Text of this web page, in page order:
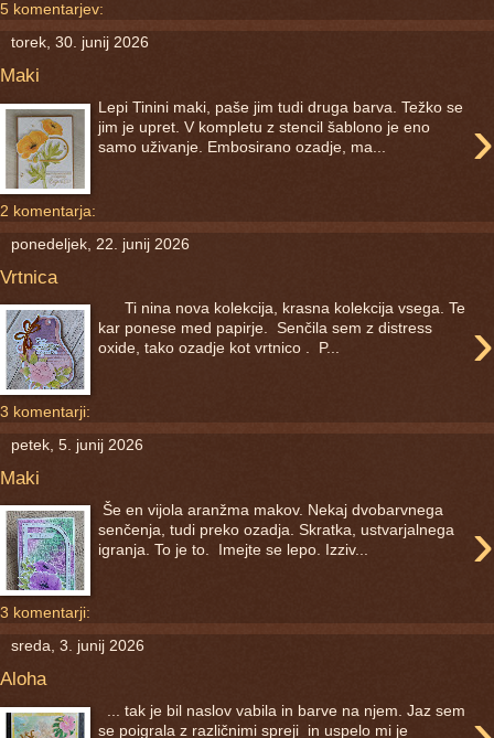
5 komentarjev:
torek, 30. junij 2026
Maki
›
Lepi Tinini maki, paše jim tudi druga barva. Težko se
jim je upret. V kompletu z stencil šablono je eno
samo uživanje. Embosirano ozadje, ma...
2 komentarja:
ponedeljek, 22. junij 2026
Vrtnica
›
Ti nina nova kolekcija, krasna kolekcija vsega. Te
kar ponese med papirje. Senčila sem z distress
oxide, tako ozadje kot vrtnico . P...
3 komentarji:
petek, 5. junij 2026
Maki
›
Še en vijola aranžma makov. Nekaj dvobarvnega
senčenja, tudi preko ozadja. Skratka, ustvarjalnega
igranja. To je to. Imejte se lepo. Izziv...
3 komentarji:
sreda, 3. junij 2026
Aloha
... tak je bil naslov vabila in barve na njem. Jaz sem
se poigrala z različnimi spreji in uspelo mi je